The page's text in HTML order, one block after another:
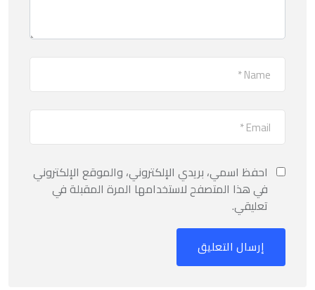
احفظ اسمي، بريدي الإلكتروني، والموقع الإلكتروني
في هذا المتصفح لاستخدامها المرة المقبلة في
تعليقي.